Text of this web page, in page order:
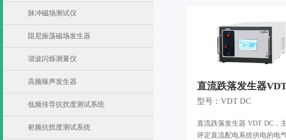
脉冲磁场测试仪
阻尼振荡磁场发生器
谐波闪烁测量仪
高频噪声发生器
低频传导抗扰度测试系统
射频抗扰度测试系统
直流跌落发生器
型号：VDT DC
直流跌落发生器 VDT DC，
评定直流配电系统供电的电